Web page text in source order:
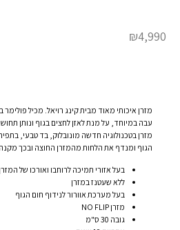
₪4,990
מזרן איכותי מאוד מבית קינג רויאל. מכיל
עבה במיוחד, על מנת לאזן לחצים בגוף ונותן
מזרן בטכנולוגיה חדשה מונובלוק, בד טבעי,
הגוף ומנדף את הלחות מהמזרן החוצה ובכך מקנה
בעל אזורי תמיכה לרוחבו ואורכו של
ללא שעטנז במזרן
בעל מערכת אוורור לנידוף חום הגוף
מזרן NO FLIP
גובה 30 ס"מ